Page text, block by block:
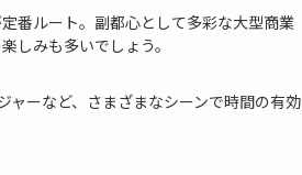
番ルート。副都心として多彩な大型商業
しみも多いでしょう。
ーなど、さまざまなシーンで時間の有効